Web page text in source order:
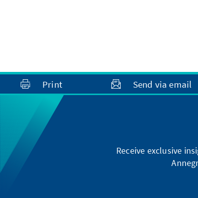
Print Send via email
Receive exclusive